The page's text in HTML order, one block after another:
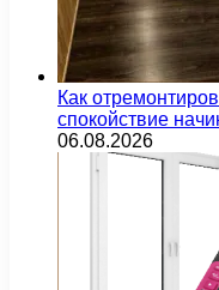
Как
спокойствие
06.08.2026